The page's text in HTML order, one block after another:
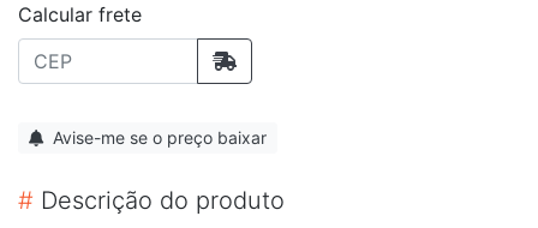
Calcular frete
Avise-me se o preço baixar
# Descrição do produto